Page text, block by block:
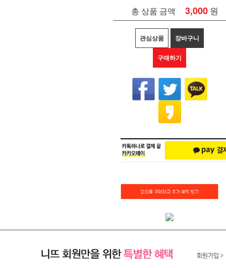
총 상품 금액 3,000 원
관심상품 장바구니
구매하기